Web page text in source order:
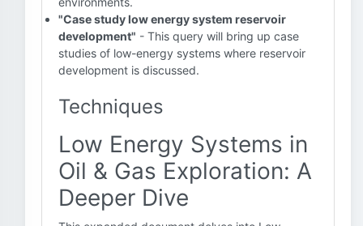
"Case study low energy system reservoir
development" - This query will bring up case
studies of low-energy systems where reservoir
development is discussed.
Techniques
Low Energy Systems in
Oil & Gas Exploration: A
Deeper Dive